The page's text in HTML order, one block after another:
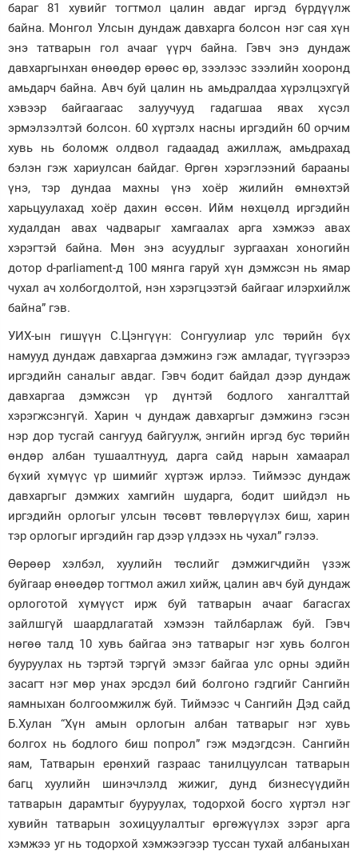
бараг 81 хувийг тогтмол цалин авдаг иргэд бүрдүүлж
байна. Монгол Улсын дундаж давхарга болсон нэг сая хүн
энэ татварын гол ачааг үүрч байна. Гэвч энэ дундаж
давхаргынхан өнөөдөр өрөөс өр, зээлээс зээлийн хооронд
амьдарч байна. Авч буй цалин нь амьдралдаа хүрэлцэхгүй
хэвээр байгаагаас залуучууд гадагшаа явах хүсэл
эрмэлзэлтэй болсон. 60 хүртэлх насны иргэдийн 60 орчим
хувь нь боломж олдвол гадаадад ажиллаж, амьдрахад
бэлэн гэж хариулсан байдаг. Өргөн хэрэглээний барааны
үнэ, тэр дундаа махны үнэ хоёр жилийн өмнөхтэй
харьцуулахад хоёр дахин өссөн. Ийм нөхцөлд иргэдийн
худалдан авах чадварыг хамгаалах арга хэмжээ авах
хэрэгтэй байна. Мөн энэ асуудлыг зургаахан хоногийн
дотор d-parliament-д 100 мянга гаруй хүн дэмжсэн нь ямар
чухал ач холбогдолтой, нэн хэрэгцээтэй байгааг илэрхийлж
байна” гэв.
УИХ-ын гишүүн С.Цэнгүүн: Сонгуулиар улс төрийн бүх
намууд дундаж давхаргаа дэмжинэ гэж амладаг, түүгээрээ
иргэдийн саналыг авдаг. Гэвч бодит байдал дээр дундаж
давхаргаа дэмжсэн үр дүнтэй бодлого хангалттай
хэрэгжсэнгүй. Харин ч дундаж давхаргыг дэмжинэ гэсэн
нэр дор тусгай сангууд байгуулж, энгийн иргэд бус төрийн
өндөр албан тушаалтнууд, дарга сайд нарын хамаарал
бүхий хүмүүс үр шимийг хүртэж ирлээ. Тиймээс дундаж
давхаргыг дэмжих хамгийн шударга, бодит шийдэл нь
иргэдийн орлогыг улсын төсөвт төвлөрүүлэх биш, харин
тэр орлогыг иргэдийн гар дээр үлдээх нь чухал” гэлээ.
Өөрөөр хэлбэл, хуулийн төслийг дэмжигчдийн үзэж
буйгаар өнөөдөр тогтмол ажил хийж, цалин авч буй дундаж
орлоготой хүмүүст ирж буй татварын ачааг багасгах
зайлшгүй шаардлагатай хэмээн тайлбарлаж буй. Гэвч
нөгөө талд 10 хувь байгаа энэ татварыг нэг хувь болгон
бууруулах нь тэртэй тэргүй эмзэг байгаа улс орны эдийн
засагт нэг мөр унах эрсдэл бий болгоно гэдгийг Сангийн
яамныхан болгоомжилж буй. Тиймээс ч Сангийн Дэд сайд
Б.Хулан “Хүн амын орлогын албан татварыг нэг хувь
болгох нь бодлого биш попрол” гэж мэдэгдсэн. Сангийн
яам, Татварын ерөнхий газраас танилцуулсан татварын
багц хуулийн шинэчлэлд жижиг, дунд бизнесүүдийн
татварын дарамтыг бууруулах, тодорхой босго хүртэл нэг
хувийн татварын зохицуулалтыг өргөжүүлэх зэрэг арга
хэмжээ уг нь тодорхой хэмжээгээр туссан тухай албаныхан